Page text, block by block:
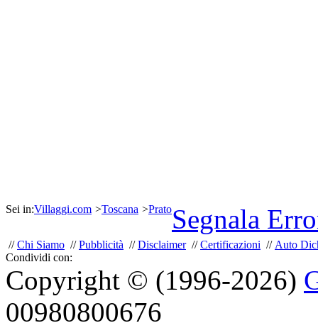
Sei in:Villaggi.com >Toscana >PratoSegnala
//Chi Siamo //Pubblicità //Disclaimer//Certificazioni // Auto
Condividi con:
Copyright © (1996-2026)
00980800676